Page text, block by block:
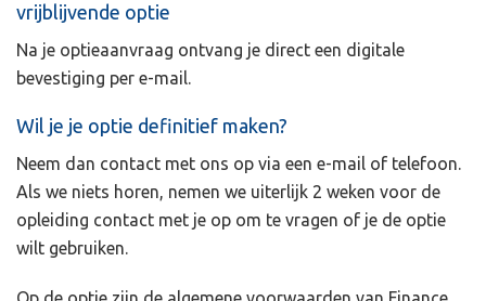
vrijblijvende optie
Na je optieaanvraag ontvang je direct een digitale
bevestiging per e-mail.
Wil je je optie definitief maken?
Neem dan contact met ons op via een e-mail of telefoon.
Als we niets horen, nemen we uiterlijk 2 weken voor de
opleiding contact met je op om te vragen of je de optie
wilt gebruiken.